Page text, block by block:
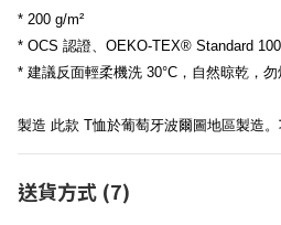
* 200 g/m²
* OCS 認證、OEKO-TEX® Standard 100
* 建議反面輕柔機洗 30°C，自然晾乾，勿
製造 此款 T恤於葡萄牙波爾圖地區製造。
送貨方式 (7)